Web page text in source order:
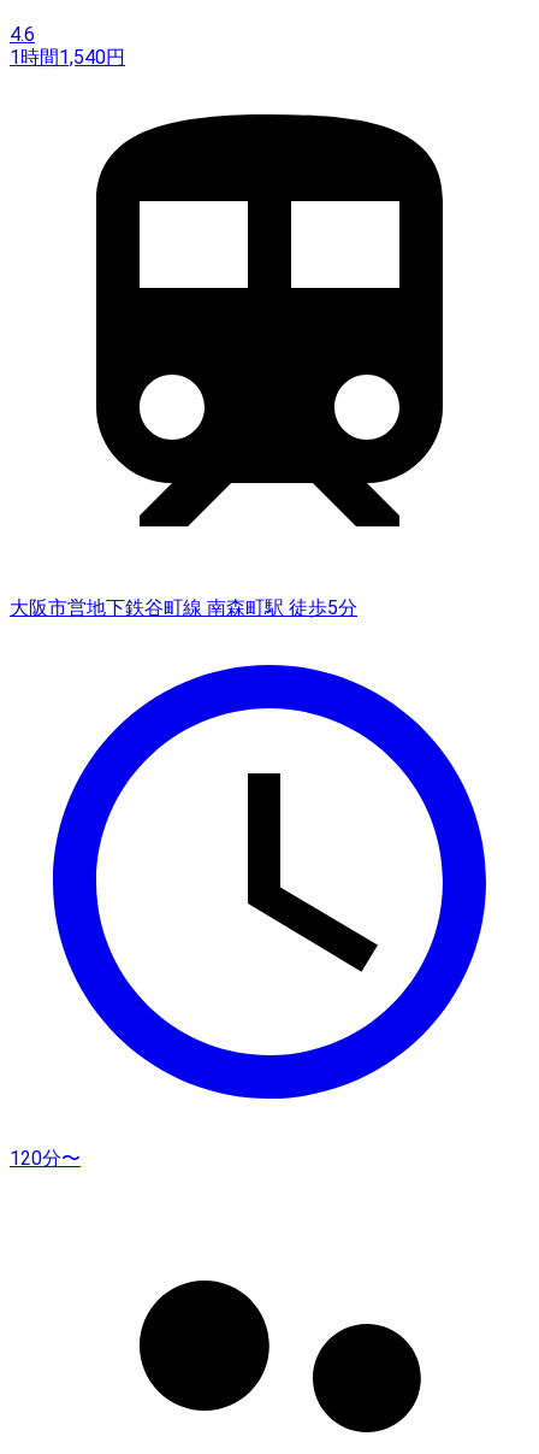
4.6
1時間1,540円
大阪市営地下鉄谷町線 南森町駅 徒歩5分
120分〜